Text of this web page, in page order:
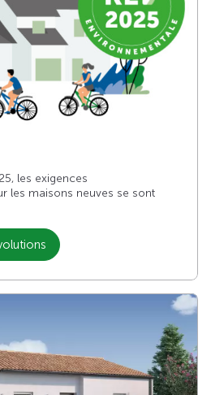
les exigences
les maisons neuves se sont